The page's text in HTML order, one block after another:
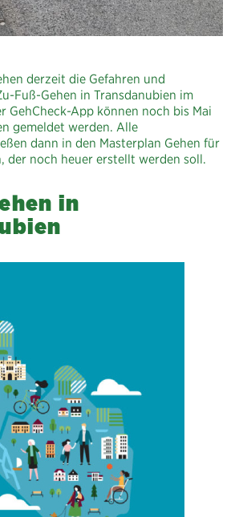
derzeit die Gefahren und
Fuß-Gehen in Transdanubien im
GehCheck-App können noch bis Mai
gemeldet werden. Alle
dann in den Masterplan Gehen für
der noch heuer erstellt werden soll.
in